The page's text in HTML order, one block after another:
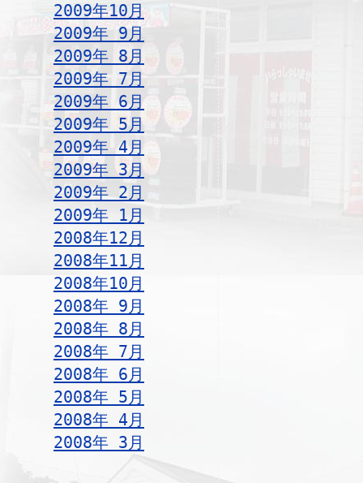
2009年10月
2009年 9月
2009年 8月
2009年 7月
2009年 6月
2009年 5月
2009年 4月
2009年 3月
2009年 2月
2009年 1月
2008年12月
2008年11月
2008年10月
2008年 9月
2008年 8月
2008年 7月
2008年 6月
2008年 5月
2008年 4月
2008年 3月